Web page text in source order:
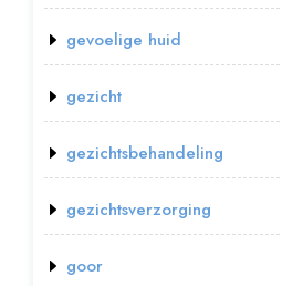
gevoelige huid
gezicht
gezichtsbehandeling
gezichtsverzorging
goor